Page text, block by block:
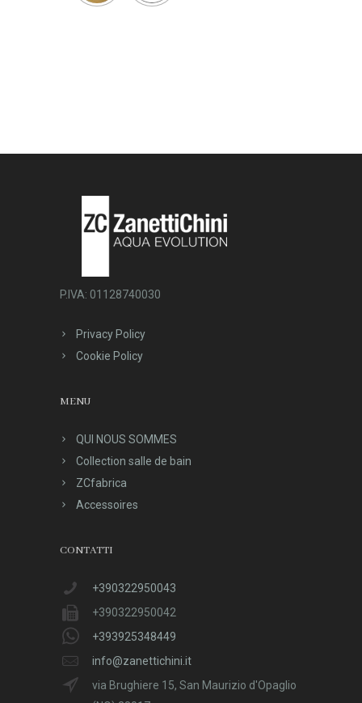
P.IVA: 01128740030
Privacy Policy
Cookie Policy
MENU
QUI NOUS SOMMES
Collection salle de bain
ZCfabrica
Accessoires
CONTATTI
+390322950043
+390322950042
+393925348449
info@zanettichini.it
via Brughiere 15, San Maurizio d'Opaglio